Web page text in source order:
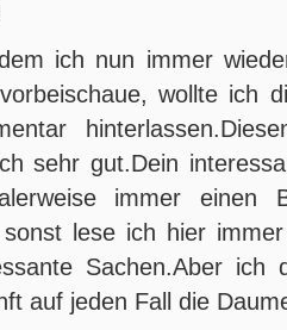
ich nun immer
wollte ich
sehr gut.Dein
immer einen
lese ich hier
Sachen.Aber
auf jeden Fall die